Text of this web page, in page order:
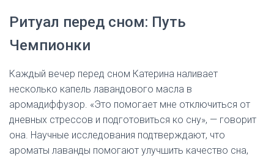
Ритуал перед сном: Путь
Чемпионки
Каждый вечер перед сном Катерина наливает
несколько капель лавандового масла в
аромадиффузор. «Это помогает мне отключиться от
дневных стрессов и подготовиться ко сну», — говорит
она. Научные исследования подтверждают, что
ароматы лаванды помогают улучшить качество сна,